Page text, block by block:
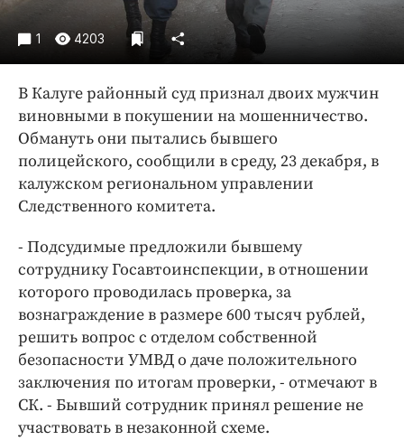
Блоги
Издания
Интересное чтиво
Клиника года
Бренд года
Работодатель года
1 4203
В Калуге районный суд признал двоих мужчин
виновными в покушении на мошенничество.
Обмануть они пытались бывшего
полицейского, сообщили в среду, 23 декабря, в
калужском региональном управлении
Следственного комитета.
- Подсудимые предложили бывшему
сотруднику Госавтоинспекции, в отношении
которого проводилась проверка, за
вознаграждение в размере 600 тысяч рублей,
решить вопрос с отделом собственной
безопасности УМВД о даче положительного
заключения по итогам проверки, - отмечают в
СК. - Бывший сотрудник принял решение не
участвовать в незаконной схеме.